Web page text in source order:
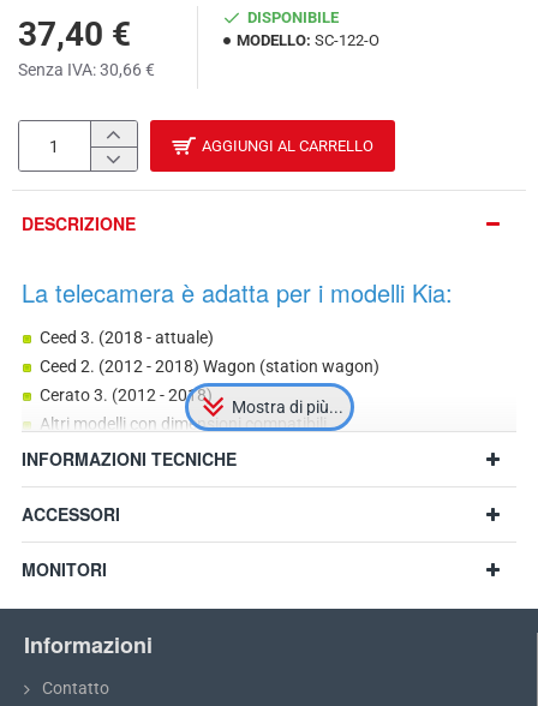
37,40 €
Senza IVA: 30,66 €
DISPONIBILE
MODELLO: SC-122-O
AGGIUNGI AL CARRELLO
DESCRIZIONE
La telecamera è adatta per i modelli Kia:
Ceed 3. (2018 - attuale)
Ceed 2. (2012 - 2018) Wagon (station wagon)
Cerato 3. (2012 - 2018)
Altri modelli con dimensioni compatibili
INFORMAZIONI TECNICHE
ACCESSORI
MONITORI
Informazioni
Contatto